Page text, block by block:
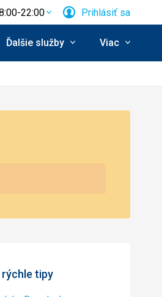
22:00 Prihlásiť sa
Ďalšie služby Viac
rýchle tipy